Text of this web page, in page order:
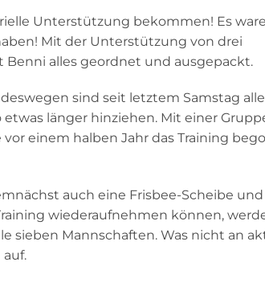
Unterstützung bekommen! Es
Mit der Unterstützung von drei
alles geordnet und ausgepackt.
sind seit letztem Samstag alle
länger hinziehen. Mit einer
einem halben Jahr das Training
auch eine Frisbee-Scheibe
wiederaufnehmen können,
sieben Mannschaften. Was nicht an